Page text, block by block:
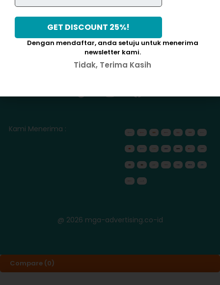
TENTANG MGA
Hubungi Kami
Syarat & Ketentuan
PROGRAM
Kami Menerima :
@ 2026 mga-advertising.co-id
Compare (0)
Dengan mendaftar, anda setuju untuk menerima
newsletter kami.
Tidak, Terima Kasih